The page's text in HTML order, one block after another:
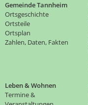
Gemeinde Tannheim
Ortsgeschichte
Ortsteile
Ortsplan
Zahlen, Daten, Fakten
Leben & Wohnen
Termine &